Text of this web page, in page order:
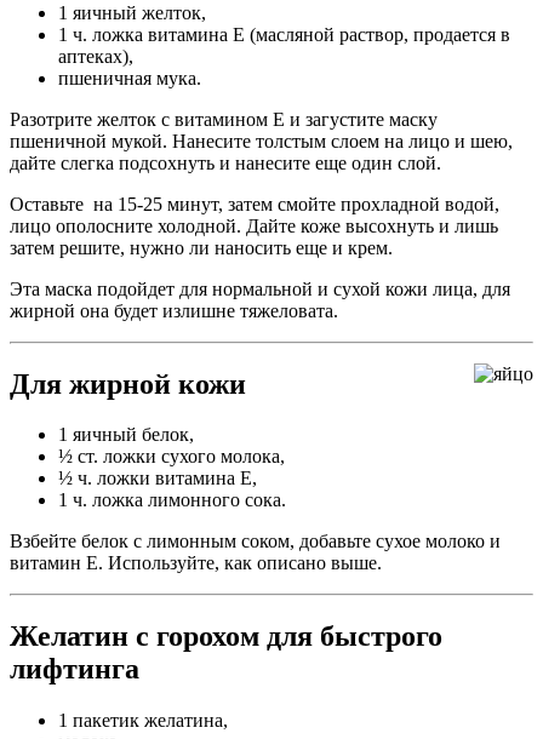
1 яичный желток,
1 ч. ложка витамина Е (масляной раствор, продается в
аптеках),
пшеничная мука.
Разотрите желток с витамином Е и загустите маску
пшеничной мукой. Нанесите толстым слоем на лицо и шею,
дайте слегка подсохнуть и нанесите еще один слой.
Оставьте на 15-25 минут, затем смойте прохладной водой,
лицо ополосните холодной. Дайте коже высохнуть и лишь
затем решите, нужно ли наносить еще и крем.
Эта маска подойдет для нормальной и сухой кожи лица, для
жирной она будет излишне тяжеловата.
Для жирной кожи
1 яичный белок,
½ ст. ложки сухого молока,
½ ч. ложки витамина Е,
1 ч. ложка лимонного сока.
Взбейте белок с лимонным соком, добавьте сухое молоко и
витамин Е. Используйте, как описано выше.
Желатин с горохом для быстрого
лифтинга
1 пакетик желатина,